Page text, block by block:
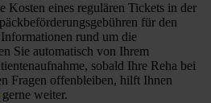
Kosten eines regulären Tickets in der
für den
rund um die
Sie automatisch von Ihrem
sobald Ihre Reha bei
Fragen offenbleiben, hilft Ihnen
gerne weiter.